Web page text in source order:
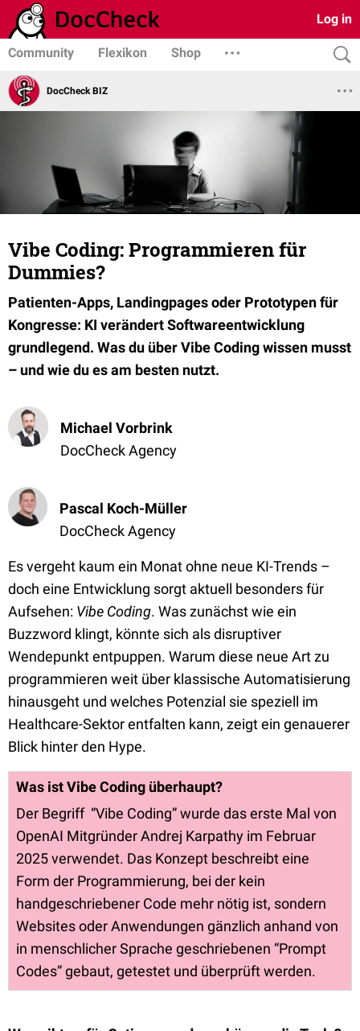
Log in
Community Flexikon Shop
DocCheck BIZ
Vibe Coding: Programmieren für
Dummies?
Patienten-Apps, Landingpages oder Prototypen für
Kongresse: KI verändert Softwareentwicklung
grundlegend. Was du über Vibe Coding wissen musst
– und wie du es am besten nutzt.
Michael Vorbrink
DocCheck Agency
Pascal Koch-Müller
DocCheck Agency
Es vergeht kaum ein Monat ohne neue KI-Trends –
doch eine Entwicklung sorgt aktuell besonders für
Aufsehen: Vibe Coding. Was zunächst wie ein
Buzzword klingt, könnte sich als disruptiver
Wendepunkt entpuppen. Warum diese neue Art zu
programmieren weit über klassische Automatisierung
hinausgeht und welches Potenzial sie speziell im
Healthcare-Sektor entfalten kann, zeigt ein genauerer
Blick hinter den Hype.
Was ist Vibe Coding überhaupt?
Der Begriff “Vibe Coding” wurde das erste Mal von
OpenAI Mitgründer Andrej Karpathy im Februar
2025 verwendet. Das Konzept beschreibt eine
Form der Programmierung, bei der kein
handgeschriebener Code mehr nötig ist, sondern
Websites oder Anwendungen gänzlich anhand von
in menschlicher Sprache geschriebenen “Prompt
Codes” gebaut, getestet und überprüft werden.